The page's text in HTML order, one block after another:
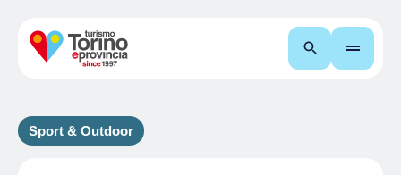
Recherche
Sport & Outdoor